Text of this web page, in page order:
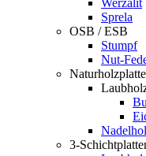
Werzalit
Sprela
OSB / ESB
Stumpf
Nut-
3-